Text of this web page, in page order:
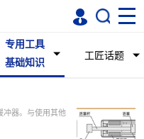
专用工具
基础知识
工匠话题
冲器。与使用其他